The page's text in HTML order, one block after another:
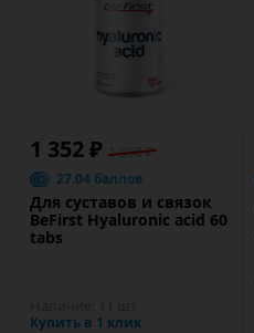
1 352 ₽ 1 590 ₽
27.04 баллов
Для суставов и связок
BeFirst Hyaluronic acid 60
tabs
Купить в 1 клик